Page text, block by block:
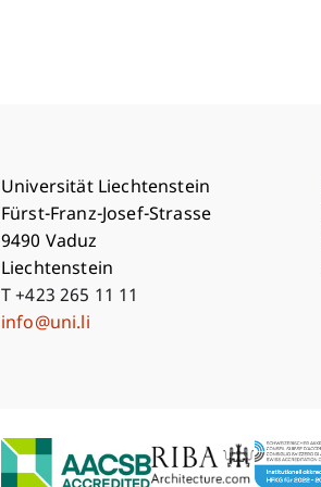
Universität Liechtenstein
Fürst-Franz-Josef-Strasse
9490 Vaduz
Liechtenstein
T +423 265 11 11
info@uni.li